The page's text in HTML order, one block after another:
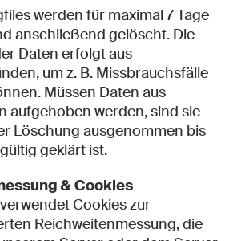
werden für maximal 7 Tage
anschließend gelöscht. Die
Daten erfolgt aus
um z. B. Missbrauchsfälle
Müssen Daten aus
aufgehoben werden, sind sie
Löschung ausgenommen bis
geklärt ist.
& Cookies
Cookies zur
Reichweitenmessung, die